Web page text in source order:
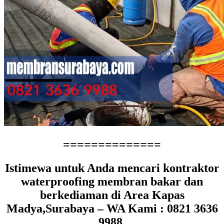
==============
Istimewa untuk Anda mencari kontraktor
waterproofing membran bakar dan
berkediaman di Area Kapas
Madya,Surabaya – WA Kami : 0821 3636